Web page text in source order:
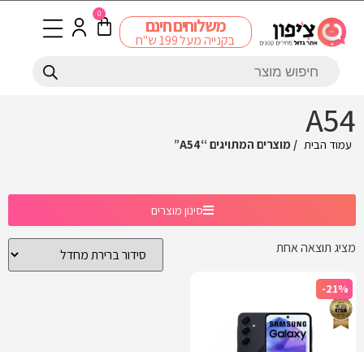
משלוחים חינם
בקנייה מעל 199 ש"ח
0
A54
עמוד הבית / מוצרים המתויגים “A54”
סינון מוצרים
מציג תוצאה אחת
-21%